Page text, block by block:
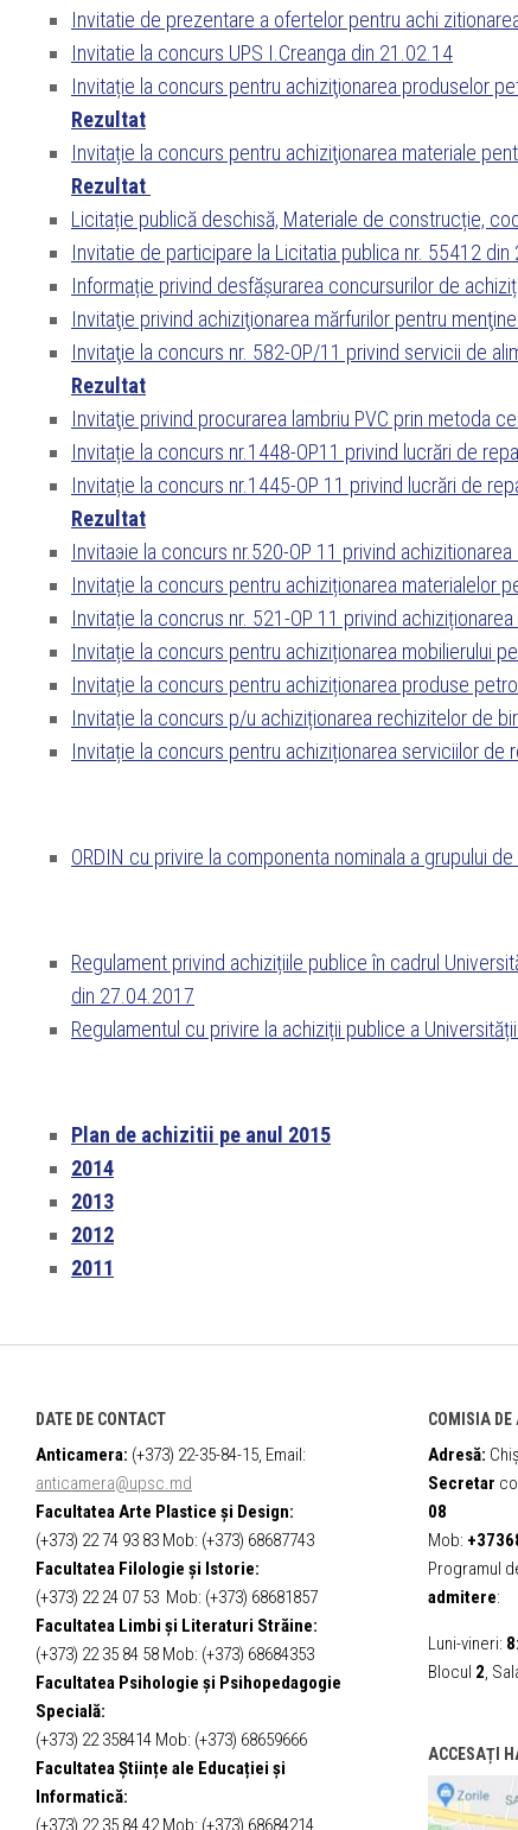
Invitatie de prezentare a ofertelor pentru achi
Invitatie la concurs UPS I.Creanga din 21.02.14
Invitație la concurs pentru achiziţionarea produselor
Rezultat
Invitație la concurs pentru achiziţionarea materiale
Rezultat
Licitație publică deschisă, Materiale de construcție,
Invitatie de participare la Licitatia publica nr. 55412
Informație privind desfășurarea concursurilor de
Invitaţie privind achiziţionarea mărfurilor pentru
Invitaţie la concurs nr. 582-OP/11 privind servicii de
Rezultat
Invitaţie privind procurarea lambriu PVC prin metoda
Invitație la concurs nr.1448-OP11 privind lucrări de
Invitație la concurs nr.1445-OP 11 privind lucrări de
Rezultat
Invitaэie la concurs nr.520-OP 11 privind
Invitație la concurs pentru achiziționarea materialelor
Invitație la concrus nr. 521-OP 11 privind
Invitație la concurs pentru achiziționarea mobilierului
Invitație la concurs pentru achiziționarea produse
Invitație la concurs p/u achiziționarea rechizitelor de
Invitație la concurs pentru achiziționarea serviciilor de
ORDIN cu privire la componenta nominala a grupului
Regulament privind achizițiile publice în cadrul
din 27.04.2017
Regulamentul cu privire la achiziții publice a
Plan de achizitii pe anul 2015
2014
2013
2012
2011
DATE DE CONTACT
Anticamera: (+373) 22-35-84-15, Email:
anticamera@upsc.md
Facultatea Arte Plastice și Design:
(+373) 22 74 93 83 Mob: (+373) 68687743
Facultatea Filologie și Istorie:
(+373) 22 24 07 53 Mob: (+373) 68681857
Facultatea Limbi și Literaturi Străine:
(+373) 22 35 84 58 Mob: (+373) 68684353
Facultatea Psihologie și Psihopedagogie
Specială:
(+373) 22 358414 Mob: (+373) 68659666
Facultatea Științe ale Educației și
Informatică:
(+373) 22 35 84 42 Mob: (+373) 68684214
COMISIA DE
Adresă:
Secretar
08
Mob:
Programul
admitere:
Luni-vineri:
Blocul 2,
ACCESAȚI